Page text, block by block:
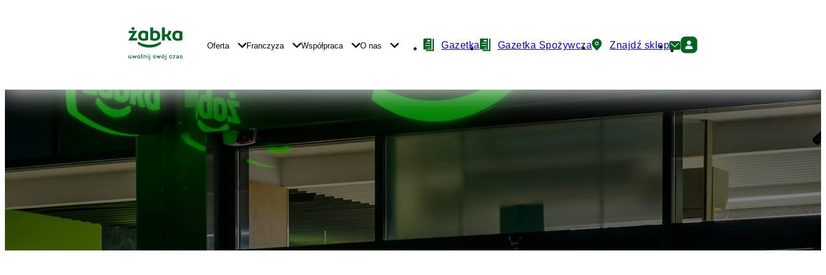
Główne
Logo
Główna
Nawigacja
Oferta Franczyza Współpraca O nas
NawigacjaGazetka Gazetka Spożywcza Znajdź sklep